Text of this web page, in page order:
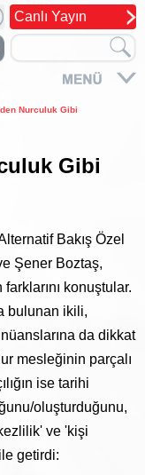
Canlı Yayın
Nurculuk Gibi
Gibi
Bakış Özel
Şener Boztaş,
konuştular.
bulunan ikili,
da dikkat
mesleğinin parçalı
ise tarihi
oluşturduğunu,
ve 'kişi
getirdi: